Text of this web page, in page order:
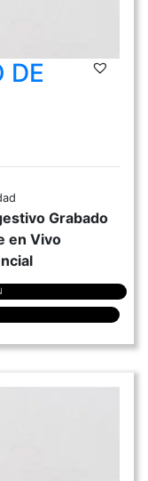
DE
Grabado
en Vivo